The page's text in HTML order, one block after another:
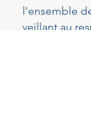
l'ensemble
veillant au